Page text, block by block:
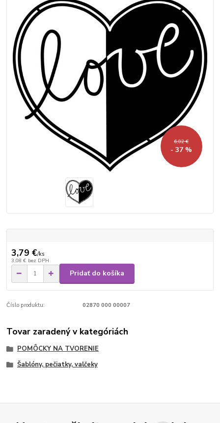
6,02 €
- 37 %
3,79 €/ks
3,08 € bez DPH
Pridať do košíka
Číslo produktu: 02870 000 00007
Tovar zaradený v kategóriách
POMÔCKY NA TVORENIE
Šablóny, pečiatky, valčeky